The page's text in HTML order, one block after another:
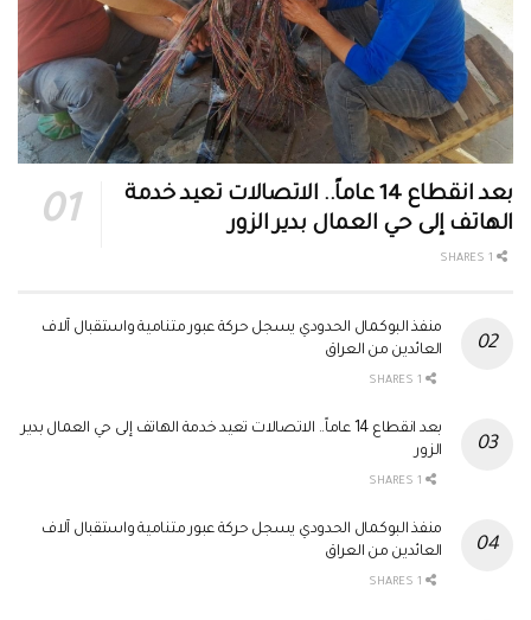
بعد انقطاع 14 عاماً.. الاتصالات تعيد خدمة
الهاتف إلى حي العمال بدير الزور
منفذ البوكمال الحدودي يسجل حركة عبور متنامية واستقبال آلاف
العائدين من العراق
بعد انقطاع 14 عاماً.. الاتصالات تعيد خدمة الهاتف إلى حي العمال بدير
الزور
منفذ البوكمال الحدودي يسجل حركة عبور متنامية واستقبال آلاف
العائدين من العراق